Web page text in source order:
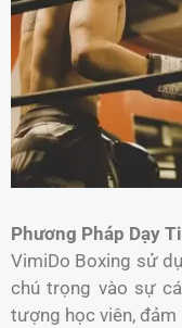
Phương Pháp Dạy
VimiDo Boxing sử
chú trọng vào sự
tượng học viên, đảm